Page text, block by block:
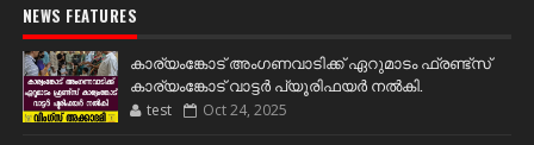
NEWS FEATURES
കാര്യംങ്കോട് അംഗണവാടിക്ക് ഏറുമാടം ഫ്രണ്ട്സ്
കാര്യംങ്കോട് വാട്ടർ പ്യൂരിഫയർ നൽകി.
test Oct 24, 2025